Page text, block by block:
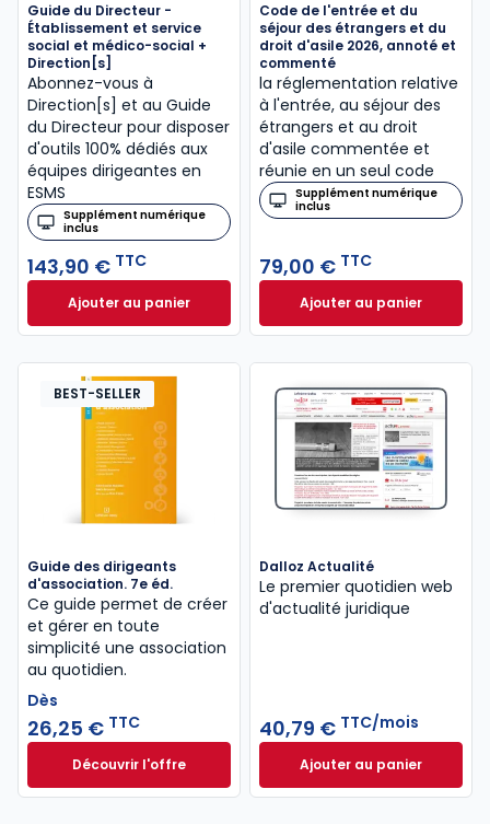
Guide du Directeur -
Établissement et service
social et médico-social +
Direction[s]
Abonnez-vous à
Direction[s] et au Guide
du Directeur pour disposer
d'outils 100% dédiés aux
équipes dirigeantes en
ESMS
Supplément numérique
inclus
143,90 € TTC
Ajouter au panierGuide du Directeur - Établissement et service
Code de l'entrée et du
séjour des étrangers et du
droit d'asile 2026, annoté et
commenté
la réglementation relative
à l'entrée, au séjour des
étrangers et au droit
d'asile commentée et
réunie en un seul code
Supplément numérique
inclus
79,00 € TTC
Ajouter au panier
Code de l'entrée
BEST-SELLER
Guide des dirigeants
d'association. 7e éd.
Ce guide permet de créer
et gérer en toute
simplicité une association
au quotidien.
Dès
26,25 € TTC
Découvrir l'offreGuide des dirigeants d'association. 7e éd. à partir
Dès
Dalloz Actualité
Le premier quotidien web
d'actualité juridique
40,79 € TTC/mois
Ajouter au panier
Dalloz Actualité